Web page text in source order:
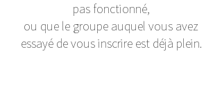
pas fonctionné,
ou que le groupe auquel vous avez
essayé de vous inscrire est déjà plein.